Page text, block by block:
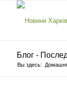
Блог -
Вы здесь: